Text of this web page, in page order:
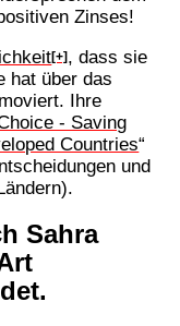
Zinses!
[+] , dass sie
hat über das
Ihre
- Saving
Countries“
und
Sahra